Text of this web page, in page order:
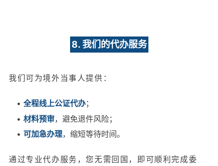
8. 我们的代办服务
我们可为境外当事人提供：
• 全程线上公证代办；
• 材料预审，避免退件风险；
• 可加急办理，缩短等待时间。
通过专业代办服务，您无需回国，即可顺利完成委